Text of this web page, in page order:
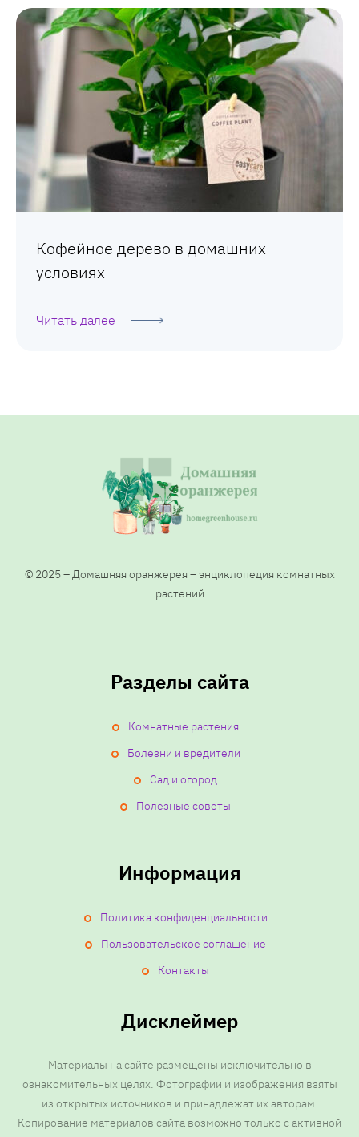
Кофейное дерево в домашних
условиях
Читать далее
© 2025 – Домашняя оранжерея – энциклопедия комнатных
растений
Разделы сайта
Комнатные растения
Болезни и вредители
Сад и огород
Полезные советы
Информация
Политика конфиденциальности
Пользовательское соглашение
Контакты
Дисклеймер
Материалы на сайте размещены исключительно в
ознакомительных целях. Фотографии и изображения взяты
из открытых источников и принадлежат их авторам.
Копирование материалов сайта возможно только с активной